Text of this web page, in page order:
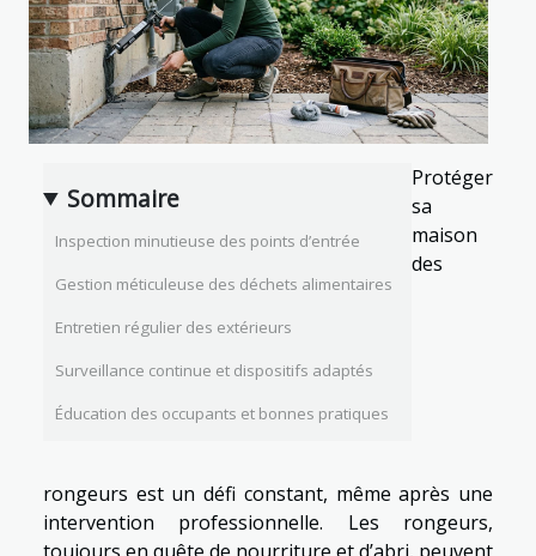
Sommaire
Inspection minutieuse des points d’entrée
Gestion méticuleuse des déchets alimentaires
Entretien régulier des extérieurs
Surveillance continue et dispositifs adaptés
Éducation des occupants et bonnes pratiques
Protéger
sa
maison
des
rongeurs est un défi constant, même après une
intervention professionnelle. Les rongeurs,